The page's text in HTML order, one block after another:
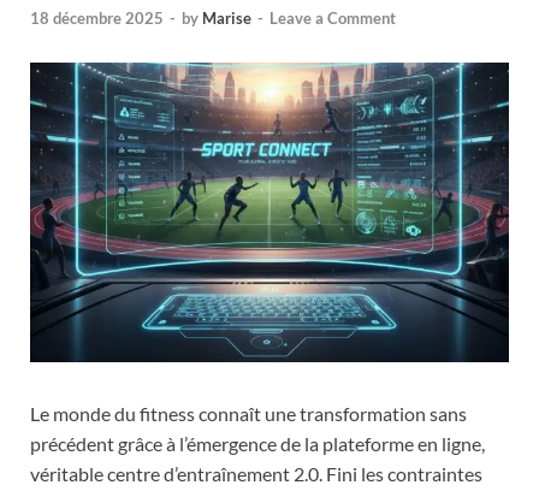
18 décembre 2025 - by Marise - Leave a Comment
Le monde du fitness connaît une transformation sans
précédent grâce à l’émergence de la plateforme en ligne,
véritable centre d’entraînement 2.0. Fini les contraintes